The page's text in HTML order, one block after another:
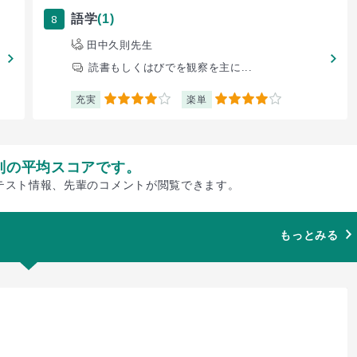
8 語学(1)
田中久則先生
読書もしくはびでを観察を主に...
充実 4 楽単 4
平均スコアです。
ト情報、先輩のコメントが閲覧できます。
もっとみる